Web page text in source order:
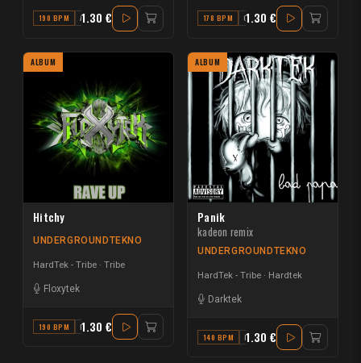
190 BPM A#1.30 € 178 BPM G1.30 €
ALBUM
Hitchy
UNDERGROUNDTEKNO
HardTek - Tribe Tribe
Floxytek
190 BPM B1.30 €
ALBUM
Panik
kadeon remix
UNDERGROUNDTEKNO
HardTek - Tribe Hardtek
Darktek
140 BPM B1.30 €